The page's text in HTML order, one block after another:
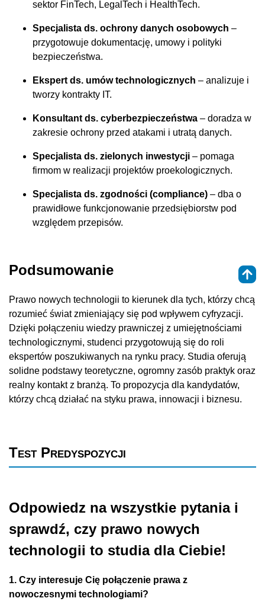
sektor FinTech, LegalTech i HealthTech.
Specjalista ds. ochrony danych osobowych –
przygotowuje dokumentację, umowy i polityki
bezpieczeństwa.
Ekspert ds. umów technologicznych – analizuje i
tworzy kontrakty IT.
Konsultant ds. cyberbezpieczeństwa – doradza w
zakresie ochrony przed atakami i utratą danych.
Specjalista ds. zielonych inwestycji – pomaga
firmom w realizacji projektów proekologicznych.
Specjalista ds. zgodności (compliance) – dba o
prawidłowe funkcjonowanie przedsiębiorstw pod
względem przepisów.
Podsumowanie
Prawo nowych technologii to kierunek dla tych, którzy chcą
rozumieć świat zmieniający się pod wpływem cyfryzacji.
Dzięki połączeniu wiedzy prawniczej z umiejętnościami
technologicznymi, studenci przygotowują się do roli
ekspertów poszukiwanych na rynku pracy. Studia oferują
solidne podstawy teoretyczne, ogromny zasób praktyk oraz
realny kontakt z branżą. To propozycja dla kandydatów,
którzy chcą działać na styku prawa, innowacji i biznesu.
Test Predyspozycji
Odpowiedz na wszystkie pytania i
sprawdź, czy prawo nowych
technologii to studia dla Ciebie!
1. Czy interesuje Cię połączenie prawa z
nowoczesnymi technologiami?